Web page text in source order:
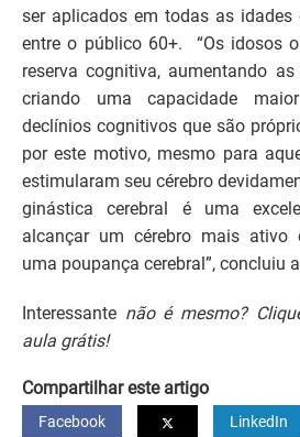
ser aplicados em todas as idades
entre o público 60+. “Os idosos
reserva cognitiva, aumentando
criando uma capacidade
declínios cognitivos que são
por este motivo, mesmo para
estimularam seu cérebro
ginástica cerebral é uma
alcançar um cérebro mais ativo
uma poupança cerebral”, concluiu
Interessante não é mesmo?
aula grátis!
Compartilhar este artigo
Facebook LinkedIn